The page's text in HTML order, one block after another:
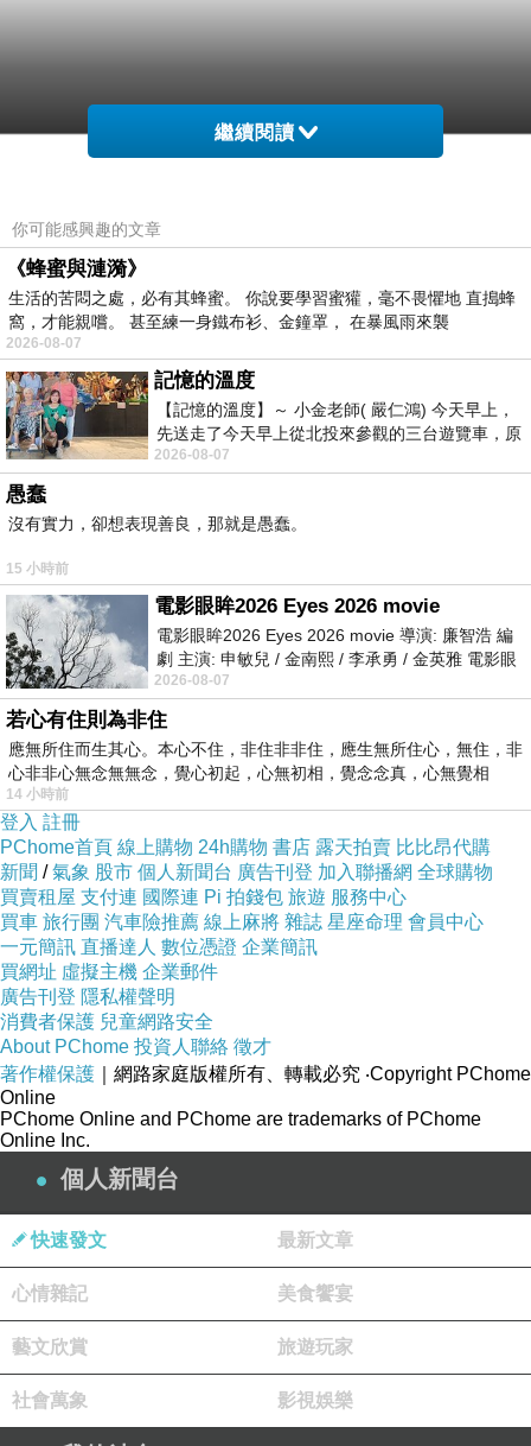
繼續閱讀
你可能感興趣的文章
《蜂蜜與漣漪》
生活的苦悶之處，必有其蜂蜜。 你說要學習蜜獾，毫不畏懼地 直搗蜂
窩，才能親嚐。 甚至練一身鐵布衫、金鐘罩， 在暴風雨來襲
2026-08-07
記憶的溫度
【記憶的溫度】～ 小金老師( 嚴仁鴻) 今天早上，
先送走了今天早上從北投來參觀的三台遊覽車，原
以為展場已經差不多要安靜下來，卻發
2026-08-07
愚蠢
沒有實力，卻想表現善良，那就是愚蠢。
15 小時前
電影眼眸2026 Eyes 2026 movie
電影眼眸2026 Eyes 2026 movie 導演: 廉智浩 編
劇 主演: 申敏兒 / 金南熙 / 李承勇 / 金英雅 電影眼
眸2026描述攝影師徐珍因遺
2026-08-07
若心有住則為非住
應無所住而生其心。本心不住，非住非非住，應生無所住心，無住，非
心非非心無念無無念，覺心初起，心無初相，覺念念真，心無覺相
14 小時前
登入 註冊
PChome首頁 線上購物 24h購物 書店 露天拍賣 比比昂代購
新聞 /氣象 股市 個人新聞台 廣告刊登 加入聯播網 全球購物
買賣租屋 支付連 國際連 Pi 拍錢包 旅遊 服務中心
買車 旅行團 汽車險推薦 線上麻將 雜誌 星座命理 會員中心
一元簡訊 直播達人 數位憑證 企業簡訊
買網址 虛擬主機 企業郵件
廣告刊登 隱私權聲明
消費者保護 兒童網路安全
About PChome 投資人聯絡 徵才
著作權保護 ｜網路家庭版權所有、轉載必究 ‧Copyright PChome
Online
PChome Online and PChome are trademarks of PChome
Online Inc.
個人新聞台
快速發文 最新文章
心情雜記 美食饗宴
藝文欣賞 旅遊玩家
社會萬象 影視娛樂